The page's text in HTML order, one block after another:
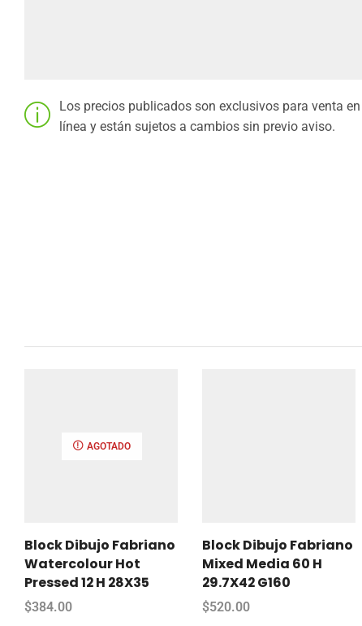
Los precios publicados son exclusivos para venta en
línea y están sujetos a cambios sin previo aviso.
AGOTADO
Block Dibujo Fabriano
Watercolour Hot
Pressed 12 H 28X35
$384.00
Block Dibujo Fabriano
Mixed Media 60 H
29.7X42 G160
$520.00